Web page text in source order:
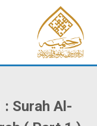
: Surah Al-